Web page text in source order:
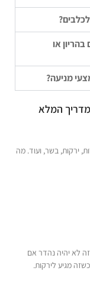
או
מניעה?
המלא
ירקות, בשר, ועוד. מה
האם זה לא יהיה נהדר אם
מגיע לירקות.